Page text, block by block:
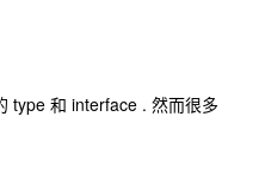
type 和 interface . 然而很多